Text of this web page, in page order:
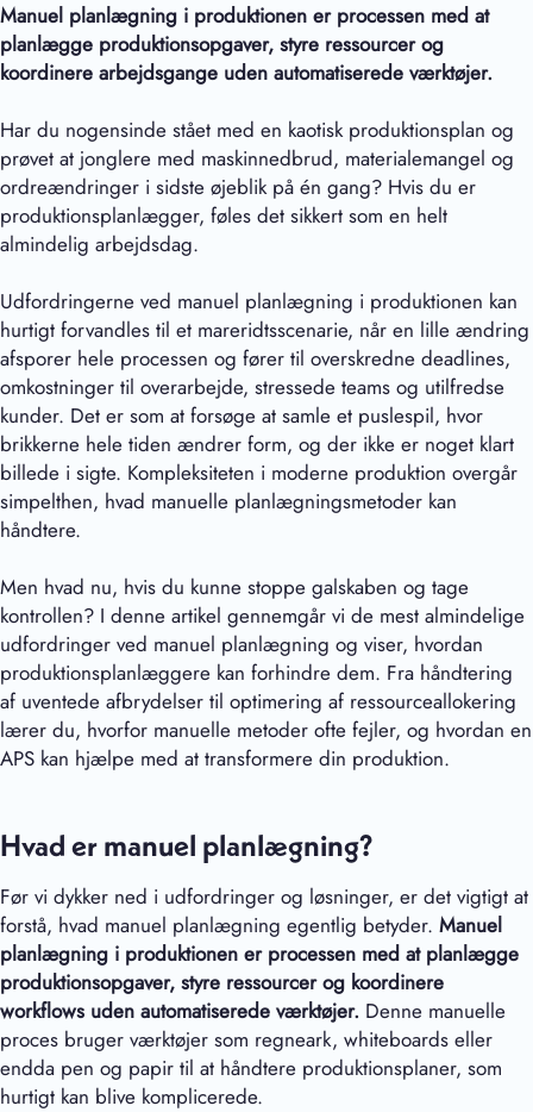
Manuel planlægning i produktionen er processen med at
planlægge produktionsopgaver, styre ressourcer og
koordinere arbejdsgange uden automatiserede værktøjer.
Har du nogensinde stået med en kaotisk produktionsplan og
prøvet at jonglere med maskinnedbrud, materialemangel og
ordreændringer i sidste øjeblik på én gang? Hvis du er
produktionsplanlægger, føles det sikkert som en helt
almindelig arbejdsdag.
Udfordringerne ved manuel planlægning i produktionen kan
hurtigt forvandles til et mareridtsscenarie, når en lille ændring
afsporer hele processen og fører til overskredne deadlines,
omkostninger til overarbejde, stressede teams og utilfredse
kunder. Det er som at forsøge at samle et puslespil, hvor
brikkerne hele tiden ændrer form, og der ikke er noget klart
billede i sigte. Kompleksiteten i moderne produktion overgår
simpelthen, hvad manuelle planlægningsmetoder kan
håndtere.
Men hvad nu, hvis du kunne stoppe galskaben og tage
kontrollen? I denne artikel gennemgår vi de mest almindelige
udfordringer ved manuel planlægning og viser, hvordan
produktionsplanlæggere kan forhindre dem. Fra håndtering
af uventede afbrydelser til optimering af ressourceallokering
lærer du, hvorfor manuelle metoder ofte fejler, og hvordan en
APS kan hjælpe med at transformere din produktion.
Hvad er manuel planlægning?
Før vi dykker ned i udfordringer og løsninger, er det vigtigt at
forstå, hvad manuel planlægning egentlig betyder. Manuel
planlægning i produktionen er processen med at planlægge
produktionsopgaver, styre ressourcer og koordinere
workflows uden automatiserede værktøjer. Denne manuelle
proces bruger værktøjer som regneark, whiteboards eller
endda pen og papir til at håndtere produktionsplaner, som
hurtigt kan blive komplicerede.